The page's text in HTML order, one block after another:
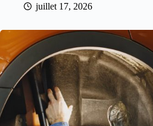
juillet 17, 2026